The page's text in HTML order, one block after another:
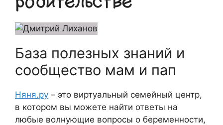
База полезных знаний и
сообщество мам и пап
Няня.ру – это виртуальный семейный центр,
в котором вы можете найти ответы на
любые волнующие вопросы о беременности,